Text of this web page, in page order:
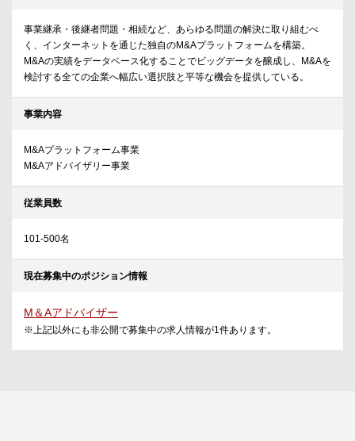
事業継承・後継者問題・相続など、あらゆる問題の解決に取り組むべ
く、インターネットを通じた独自のM&Aプラットフォームを構築。
M&Aの実績をデータベース化することでビッグデータを醸成し、M&Aを
検討する全ての企業へ幅広い選択肢と平等な機会を提供している。
事業内容
M&Aプラットフォーム事業
M&Aアドバイザリー事業
従業員数
101-500名
現在募集中のポジション情報
M＆Aアドバイザー
※上記以外にも非公開で募集中の求人情報が1件あります。